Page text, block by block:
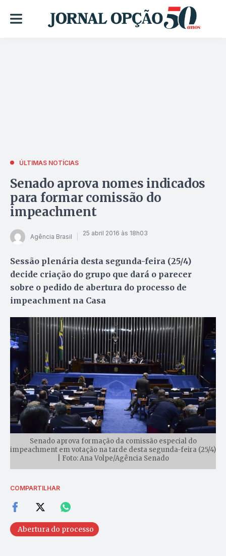
ÚLTIMAS NOTÍCIAS
Senado aprova nomes indicados
para formar comissão do
impeachment
Agência Brasil 25 abril 2016 às 18h03
Sessão plenária desta segunda-feira (25/4)
decide criação do grupo que dará o parecer
sobre o pedido de abertura do processo de
impeachment na Casa
Senado aprova formação da comissão especial do
impeachment em votação na tarde desta segunda-feira (25/4)
| Foto: Ana Volpe/Agência Senado
COMPARTILHAR
Abertura do processo